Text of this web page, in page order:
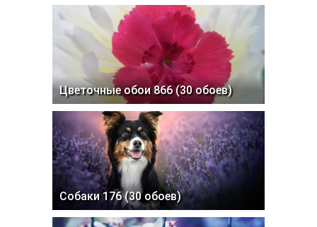
Цветочные обои 866 (30 обоев)
Собаки 176 (30 обоев)